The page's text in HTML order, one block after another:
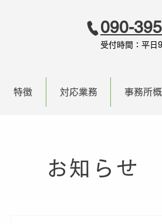
090-
受付時間：平日
特徴 対応業務 事務所
お知らせ